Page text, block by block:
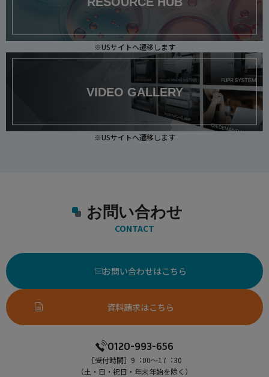
※USサイトへ遷移します
VIDEO GALLERY
※USサイトへ遷移します
お問い合わせ
CONTACT
お問い合わせはこちら
資料請求はこちら
0120-993-656
［受付時間］9︓00〜17︓30
（⼟・⽇・祝⽇・年末年始を除く）